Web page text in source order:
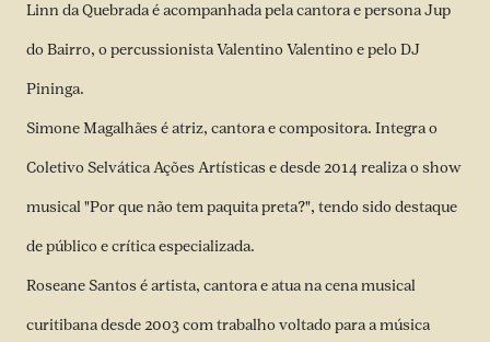
Linn da Quebrada é acompanhada pela cantora e persona Jup
do Bairro, o percussionista Valentino Valentino e pelo DJ
Pininga.
Simone Magalhães é atriz, cantora e compositora. Integra o
Coletivo Selvática Ações Artísticas e desde 2014 realiza o show
musical "Por que não tem paquita preta?", tendo sido destaque
de público e crítica especializada.
Roseane Santos é artista, cantora e atua na cena musical
curitibana desde 2003 com trabalho voltado para a música